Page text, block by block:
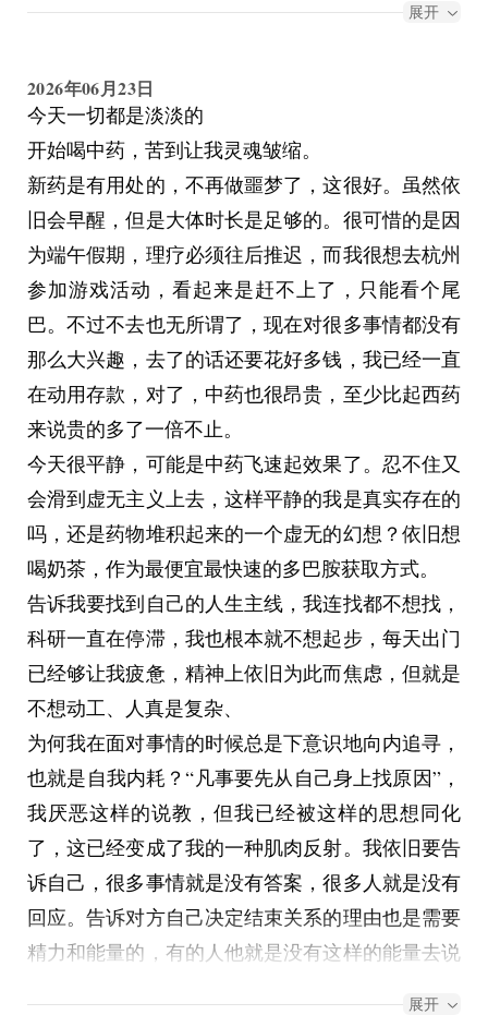
你的冷暴力是“回避型依恋”，你的窝里横是“原生
家庭创伤”，你的懒惰是“自卑”，你的性格缺陷是
“水风火土象”，你的自私自利是“infp”，你的越界
占有欲是“受过情伤”，你的情绪黑洞是“需要肯
定”，你就是个彻头彻尾的烂人拿这些互联网词汇
当掩饰自己不堪下作的挡箭牌罢了。
展开
2026年06月23日
今天一切都是淡淡的
开始喝中药，苦到让我灵魂皱缩。
新药是有用处的，不再做噩梦了，这很好。虽然依
旧会早醒，但是大体时长是足够的。很可惜的是因
为端午假期，理疗必须往后推迟，而我很想去杭州
参加游戏活动，看起来是赶不上了，只能看个尾
巴。不过不去也无所谓了，现在对很多事情都没有
那么大兴趣，去了的话还要花好多钱，我已经一直
在动用存款，对了，中药也很昂贵，至少比起西药
来说贵的多了一倍不止。
今天很平静，可能是中药飞速起效果了。忍不住又
会滑到虚无主义上去，这样平静的我是真实存在的
吗，还是药物堆积起来的一个虚无的幻想？依旧想
喝奶茶，作为最便宜最快速的多巴胺获取方式。
告诉我要找到自己的人生主线，我连找都不想找，
科研一直在停滞，我也根本就不想起步，每天出门
已经够让我疲惫，精神上依旧为此而焦虑，但就是
不想动工、人真是复杂、
为何我在面对事情的时候总是下意识地向内追寻，
也就是自我内耗？“凡事要先从自己身上找原因”，
我厌恶这样的说教，但我已经被这样的思想同化
了，这已经变成了我的一种肌肉反射。我依旧要告
诉自己，很多事情就是没有答案，很多人就是没有
回应。告诉对方自己决定结束关系的理由也是需要
精力和能量的，有的人他就是没有这样的能量去说
展开